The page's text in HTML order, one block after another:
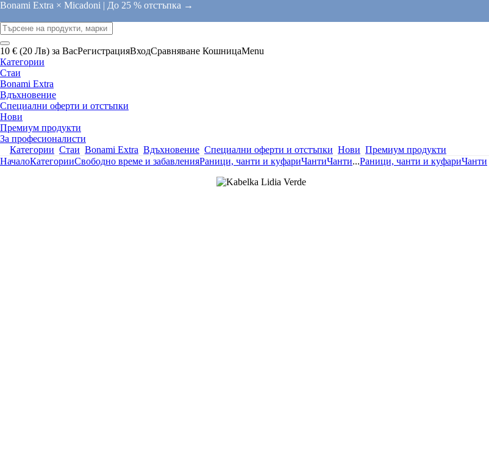
Bonami Extra × Micadoni | До 25 % отстъпка →
10 € (20 Лв) за ВасРегистрацияВходСравняване КошницаMenu
Категории
Стаи
Bonami Extra
Вдъхновение
Специални оферти и отстъпки
Нови
Премиум продукти
За професионалисти
Категории Стаи Bonami Extra Вдъхновение Специални оферти и отстъпки Нови Премиум продукти
НачалоКатегорииСвободно време и забавленияРаници, чанти и куфариЧантиЧанти...Раници, чанти и куфариЧанти